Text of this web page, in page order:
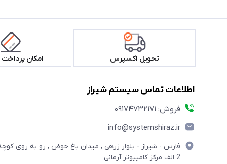
تحویل اکسپرس امکان
اطلاعات تماس سیستم شیراز
فروش: 09174732171
info@systemshiraz.ir
فارس - شیراز - بلوار زرهی , میدان باغ حوض , رو به روی
2 الف مرکز کامپیوتر آرمانی